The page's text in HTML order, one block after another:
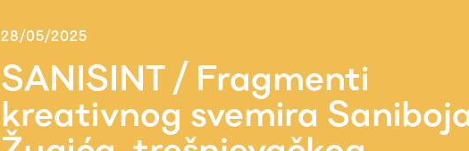
28/05/2025
SANISINT / Fragmenti
kreativnog svemira